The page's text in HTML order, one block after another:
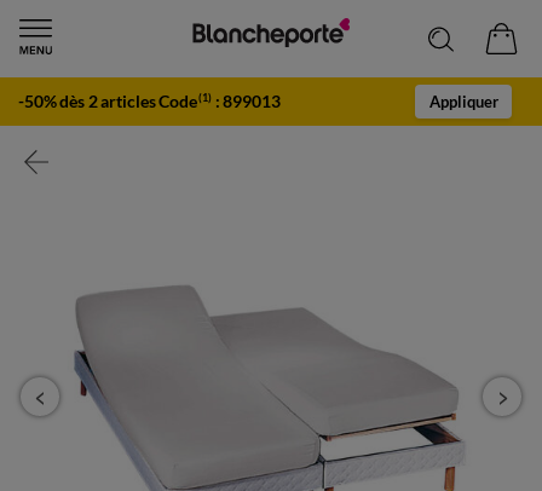
-50% dès 2 articles Code(1) :899013 Appliquer